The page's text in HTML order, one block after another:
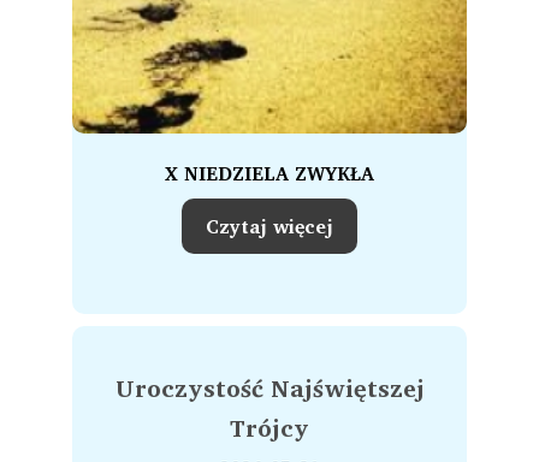
X NIEDZIELA ZWYKŁA
Czytaj więcej
Uroczystość Najświętszej
Trójcy